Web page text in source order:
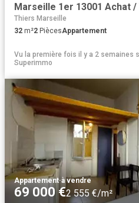
Thiers Marseille
32 m²2 PiècesAppartement
Vu la première fois il y a 2 semaines
Superimmo
Appartement·à vendre
69 000 €2 555 €/m²